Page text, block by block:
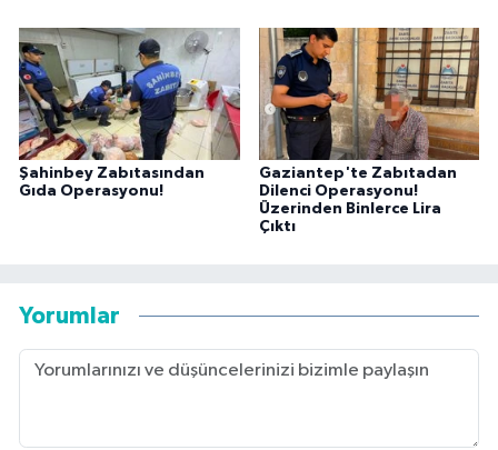
Şahinbey Zabıtasından
Gıda Operasyonu!
Gaziantep'te Zabıtadan
Dilenci Operasyonu!
Üzerinden Binlerce Lira
Çıktı
Yorumlar